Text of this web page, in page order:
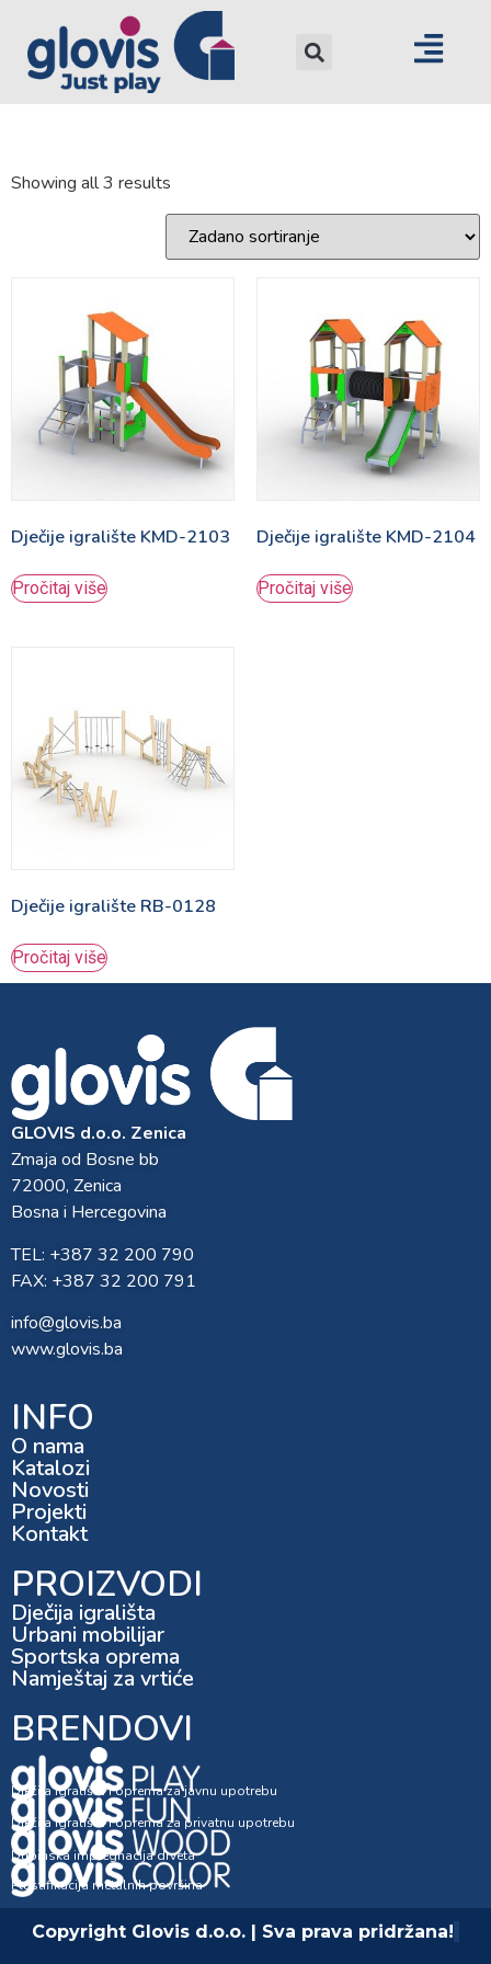
Showing all 3 results
Dječije igralište KMD-2103
Pročitaj više
Dječije igralište KMD-2104
Pročitaj više
Dječije igralište RB-0128
Pročitaj više
GLOVIS d.o.o. Zenica
Zmaja od Bosne bb
72000, Zenica
Bosna i Hercegovina
TEL: +387 32 200 790
FAX: +387 32 200 791
info@glovis.ba
www.glovis.ba
INFO
O nama
Katalozi
Novosti
Projekti
Kontakt
PROIZVODI
Dječija igrališta
Urbani mobilijar
Sportska oprema
Namještaj za vrtiće
BRENDOVI
Dječija igrališta i oprema za javnu upotrebu
Dječija igrališta i oprema za privatnu upotrebu
Dubinska impregnacija drveta
Plastifikacija metalnih površina
Copyright Glovis d.o.o. | Sva prava pridržana!